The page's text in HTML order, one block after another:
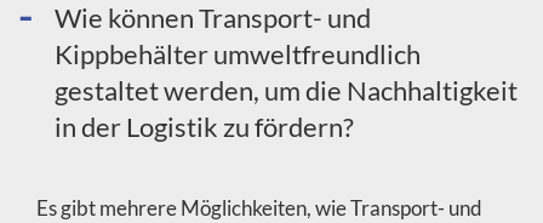
Wie können Transport- und
Kippbehälter umweltfreundlich
gestaltet werden, um die Nachhaltigkeit
in der Logistik zu fördern?
Es gibt mehrere Möglichkeiten, wie Transport- und